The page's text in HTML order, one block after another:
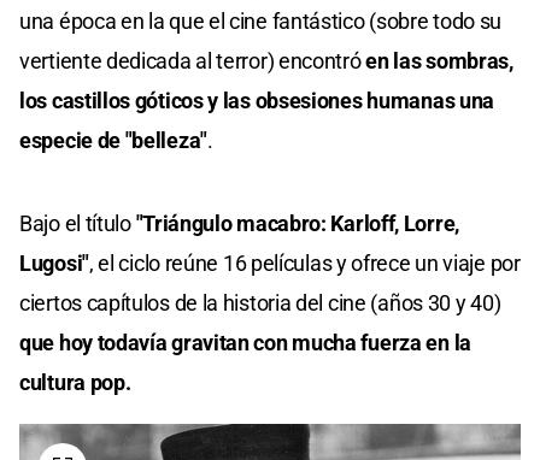
una época en la que el cine fantástico (sobre todo su
vertiente dedicada al terror) encontróen las sombras,
los castillos góticos y las obsesiones humanas una
especie de "belleza".
Bajo el título"Triángulo macabro: Karloff, Lorre,
Lugosi", el ciclo reúne 16 películas y ofrece un viaje por
ciertos capítulos de la historia del cine (años 30 y 40)
que hoy todavía gravitan con mucha fuerza en la
cultura pop.